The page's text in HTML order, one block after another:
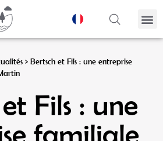
> Bertsch et Fils : une entreprise
Fils : une
familiale